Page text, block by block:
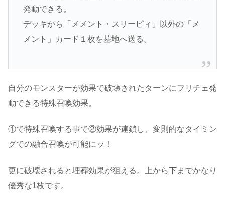
発動できる。
デッキから「メメント・スリーピィ」以外の「メ
メント」カード１枚を墓地へ送る。
自分のモンスターが効果で破壊されたターンにフリチェ発
動できる特殊召喚効果。
①で特殊召喚する事で②効果が連鎖し、変則的なタイミン
グでの融合召喚が可能にッ！
更に破壊されると埋葬効果が狙える。上から下までかなり
優秀な1枚です。